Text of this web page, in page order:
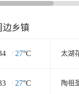
边乡镇
/ 27°C 太湖
/ 27°C 陶祖